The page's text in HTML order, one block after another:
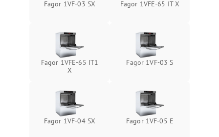
Fagor 1VF-03 SX Fagor 1VFE-65 IT X
Fagor 1VFE-65 IT1
X
Fagor 1VF-03 S
Fagor 1VF-04 SX Fagor 1VF-05 E